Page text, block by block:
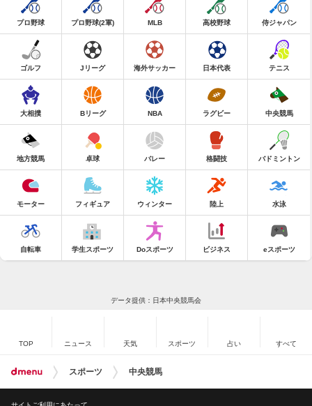
プロ野球 プロ野球(2軍) MLB 高校野球 侍ジャパン
ゴルフ Jリーグ 海外サッカー 日本代表 テニス
大相撲 Bリーグ NBA ラグビー 中央競馬
地方競馬 卓球 バレー 格闘技 バドミントン
モーター フィギュア ウィンター 陸上 水泳
自転車 学生スポーツ Doスポーツ ビジネス eスポーツ
データ提供：日本中央競馬会
TOP ニュース 天気 スポーツ 占い すべて
スポーツ 中央競馬